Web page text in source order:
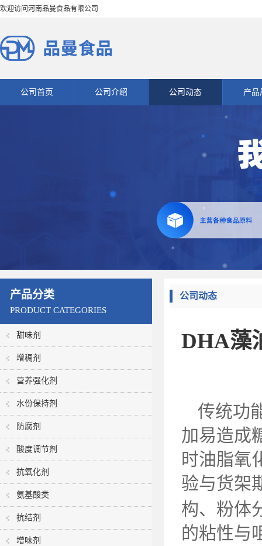
欢迎访问河南品曼食品有限公司
公司首页 公司介绍 公司动态 产品
产品分类
PRODUCT CATEGORIES
甜味剂
增稠剂
营养强化剂
水份保持剂
防腐剂
酸度调节剂
抗氧化剂
氨基酸类
抗结剂
增味剂
公司动态
DHA藻
传统功
加易造成
时油脂氧
验与货架
构、粉体
的粘性与